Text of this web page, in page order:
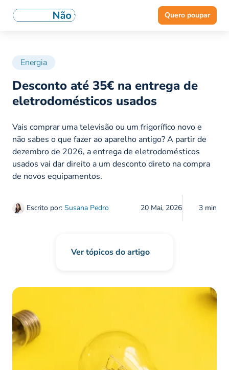
Quero poupar
Energia
Desconto até 35€ na entrega de
eletrodomésticos usados
Escrito por: Susana Pedro 20 Mai, 2026 3 min
Vais comprar uma televisão ou um frigorífico novo e
não sabes o que fazer ao aparelho antigo? A partir de
dezembro de 2026, a entrega de eletrodomésticos
usados vai dar direito a um desconto direto na compra
de novos equipamentos.
Ver tópicos do artigo